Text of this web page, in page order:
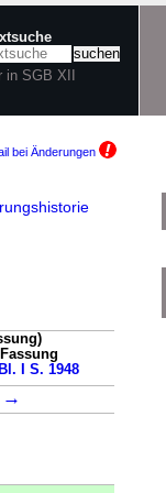
in SGB XII
bei Änderungen
I S. 1948
→